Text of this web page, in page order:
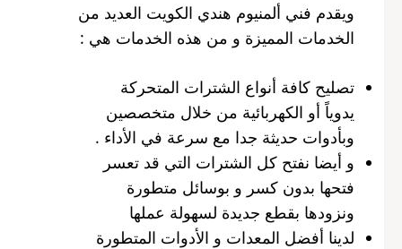
ويقدم فني ألمنيوم هندي الكويت العديد من
الخدمات المميزة و من هذه الخدمات هي :
تصليح كافة أنواع الشترات المتحركة
يدوياً أو الكهربائية من خلال متخصصين
وبأدوات حديثة جدا مع سرعة في الأداء .
و أيضا نفتح كل الشترات التي قد تعسر
فتحها بدون كسر و بوسائل متطورة
ونزودها بقطع جديدة لسهولة عملها
لدينا أفضل المعدات و الأدوات المتطورة